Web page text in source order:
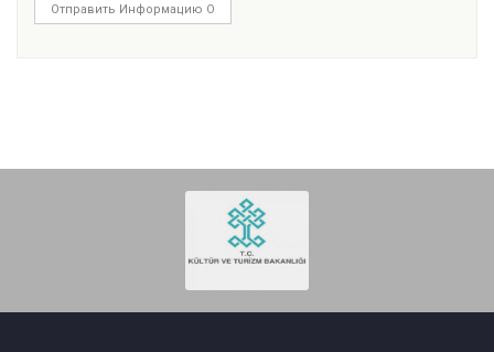
Отправить Информацию О